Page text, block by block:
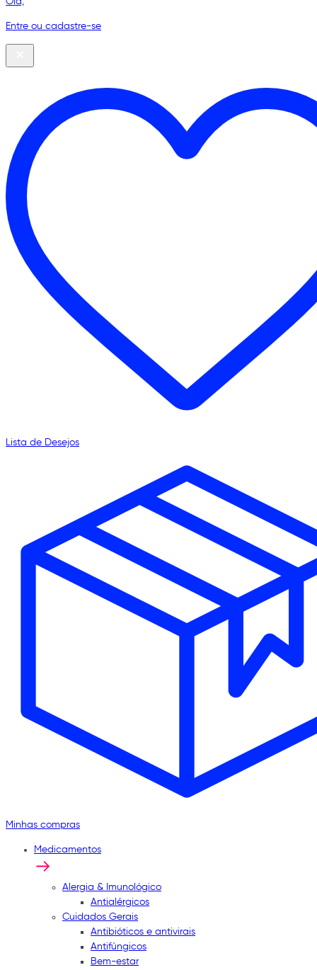
Entre ou cadastre-se
Lista de Desejos
Minhas compras
Medicamentos
Alergia & Imunológico
Antialérgicos
Cuidados Gerais
Antibióticos e antivirais
Antifúngicos
Bem-estar